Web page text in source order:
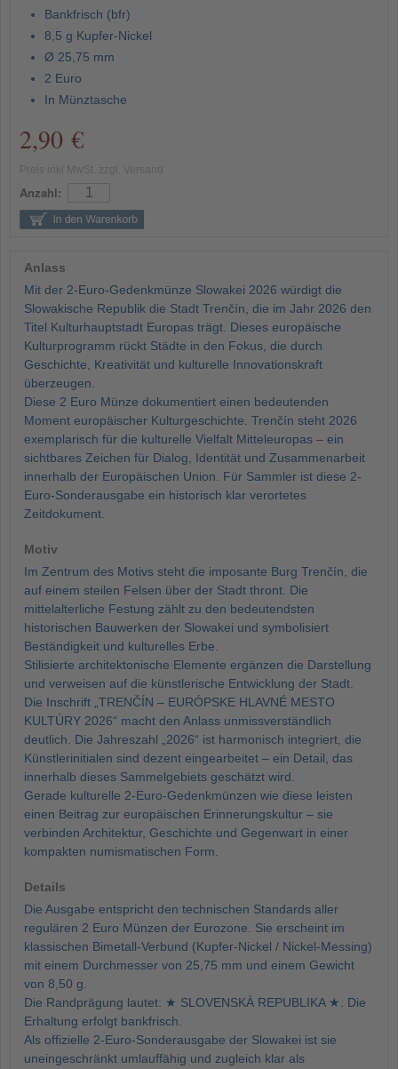
Bankfrisch (bfr)
8,5 g Kupfer-Nickel
Ø 25,75 mm
2 Euro
In Münztasche
2,90 €
Anzahl:
Anlass
Mit der 2-Euro-Gedenkmünze Slowakei 2026 würdigt die
Slowakische Republik die Stadt Trenčín, die im Jahr 2026 den
Titel Kulturhauptstadt Europas trägt. Dieses europäische
Kulturprogramm rückt Städte in den Fokus, die durch
Geschichte, Kreativität und kulturelle Innovationskraft
überzeugen.
Diese 2 Euro Münze dokumentiert einen bedeutenden
Moment europäischer Kulturgeschichte. Trenčín steht 2026
exemplarisch für die kulturelle Vielfalt Mitteleuropas – ein
sichtbares Zeichen für Dialog, Identität und Zusammenarbeit
innerhalb der Europäischen Union. Für Sammler ist diese 2-
Euro-Sonderausgabe ein historisch klar verortetes
Zeitdokument.
Motiv
Im Zentrum des Motivs steht die imposante Burg Trenčín, die
auf einem steilen Felsen über der Stadt thront. Die
mittelalterliche Festung zählt zu den bedeutendsten
historischen Bauwerken der Slowakei und symbolisiert
Beständigkeit und kulturelles Erbe.
Stilisierte architektonische Elemente ergänzen die Darstellung
und verweisen auf die künstlerische Entwicklung der Stadt.
Die Inschrift „TRENČÍN – EURÓPSKE HLAVNÉ MESTO
KULTÚRY 2026“ macht den Anlass unmissverständlich
deutlich. Die Jahreszahl „2026“ ist harmonisch integriert, die
Künstlerinitialen sind dezent eingearbeitet – ein Detail, das
innerhalb dieses Sammelgebiets geschätzt wird.
Gerade kulturelle 2-Euro-Gedenkmünzen wie diese leisten
einen Beitrag zur europäischen Erinnerungskultur – sie
verbinden Architektur, Geschichte und Gegenwart in einer
kompakten numismatischen Form.
Details
Die Ausgabe entspricht den technischen Standards aller
regulären 2 Euro Münzen der Eurozone. Sie erscheint im
klassischen Bimetall-Verbund (Kupfer-Nickel / Nickel-Messing)
mit einem Durchmesser von 25,75 mm und einem Gewicht
von 8,50 g.
Die Randprägung lautet: ★ SLOVENSKÁ REPUBLIKA ★. Die
Erhaltung erfolgt bankfrisch.
Als offizielle 2-Euro-Sonderausgabe der Slowakei ist sie
uneingeschränkt umlauffähig und zugleich klar als